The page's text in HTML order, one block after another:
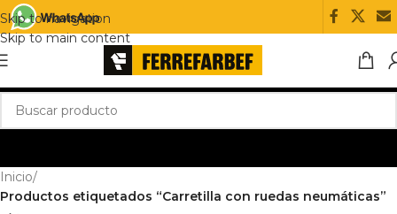
Skip to navigation
Skip to main content
Inicio/
Productos etiquetados “Carretilla con ruedas neumáticas”